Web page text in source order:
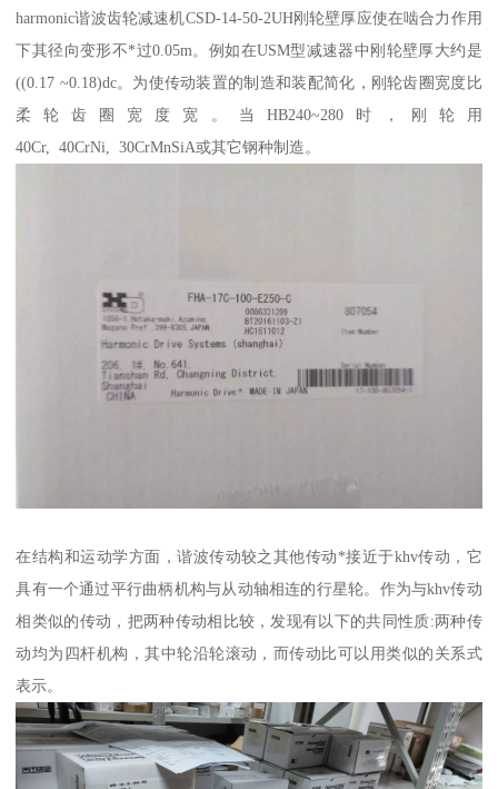
harmonic谐波齿轮减速机CSD-14-50-2UH刚轮壁厚应使在啮合力作用
下其径向变形不*过0.05m。例如在USM型减速器中刚轮壁厚大约是
((0.17 ~0.18)dc。为使传动装置的制造和装配简化，刚轮齿圈宽度比
柔轮齿圈宽度宽。当HB240~280时，刚轮用
40Cr, 40CrNi, 30CrMnSiA或其它钢种制造。
在结构和运动学方面，谐波传动较之其他传动*接近于khv传动，它
具有一个通过平行曲柄机构与从动轴相连的行星轮。作为与khv传动
相类似的传动，把两种传动相比较，发现有以下的共同性质:两种传
动均为四杆机构，其中轮沿轮滚动，而传动比可以用类似的关系式
表示。